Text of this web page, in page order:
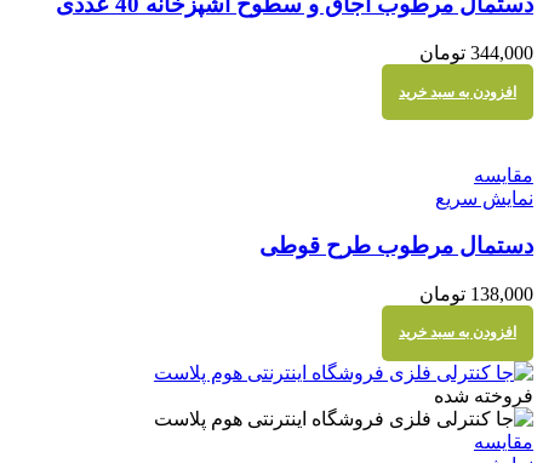
344,000 تومان
افزودن به سبد خرید
مقايسه
نمایش سریع
دستمال مرطوب طرح قوطی
138,000 تومان
افزودن به سبد خرید
فروخته شده
مقايسه